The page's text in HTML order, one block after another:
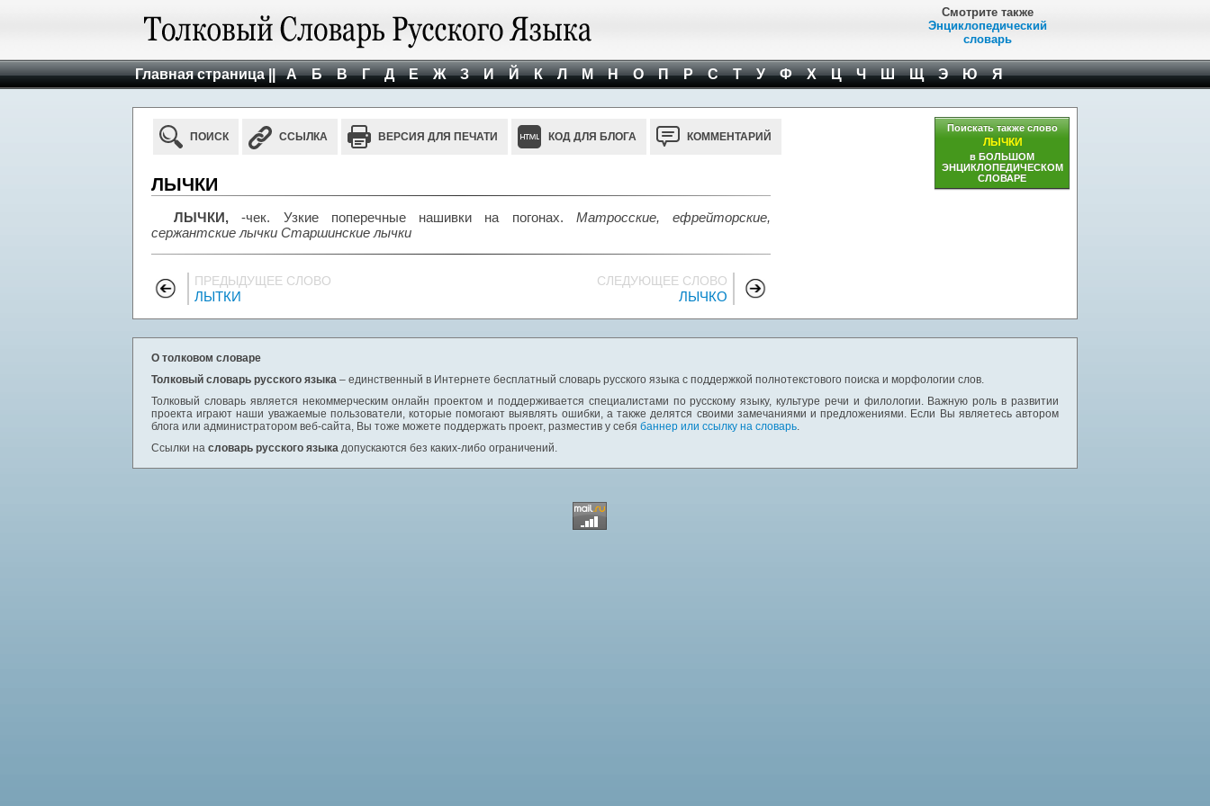
Смотрите также
Энциклопедический
словарь
Главная страница || А Б В Г Д Е Ж З И Й К Л М Н О П Р С Т У Ф Х Ц Ч Ш Щ Э Ю Я
ПОИСК ССЫЛКА ВЕРСИЯ ДЛЯ ПЕЧАТИ КОД ДЛЯ БЛОГА КОММЕНТАРИЙ
ЛЫЧКИ
ЛЫЧКИ, -чек. Узкие поперечные нашивки на погонах. Матросские, ефрейторские,
сержантские лычки Старшинские лычки
ПРЕДЫДУЩЕЕ СЛОВО
ЛЫТКИ
СЛЕДУЮЩЕЕ СЛОВО
ЛЫЧКО
Поискать также слово
ЛЫЧКИ
в БОЛЬШОМ
ЭНЦИКЛОПЕДИЧЕСКОМ
СЛОВАРЕ
О толковом словаре
Толковый словарь русского языка – единственный в Интернете бесплатный словарь русского языка с поддержкой полнотекстового поиска и морфологии слов.
Толковый словарь является некоммерческим онлайн проектом и поддерживается специалистами по русскому языку, культуре речи и филологии. Важную роль в развитии
проекта играют наши уважаемые пользователи, которые помогают выявлять ошибки, а также делятся своими замечаниями и предложениями. Если Вы являетесь автором
блога или администратором веб-сайта, Вы тоже можете поддержать проект, разместив у себя баннер или ссылку на словарь.
Ссылки на словарь русского языка допускаются без каких-либо ограничений.